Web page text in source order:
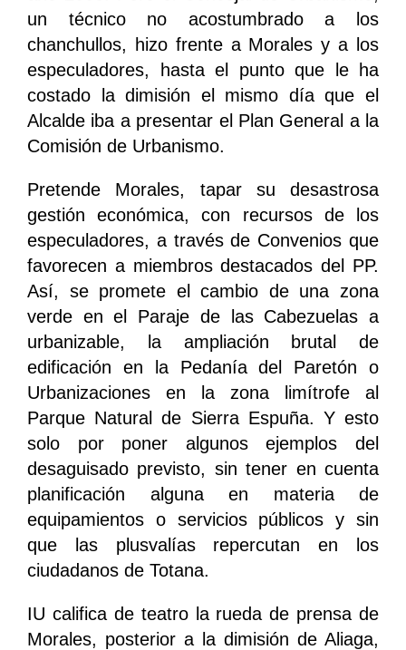
un técnico no acostumbrado a los
chanchullos, hizo frente a Morales y a los
especuladores, hasta el punto que le ha
costado la dimisión el mismo día que el
Alcalde iba a presentar el Plan General a la
Comisión de Urbanismo.
Pretende Morales, tapar su desastrosa
gestión económica, con recursos de los
especuladores, a través de Convenios que
favorecen a miembros destacados del PP.
Así, se promete el cambio de una zona
verde en el Paraje de las Cabezuelas a
urbanizable, la ampliación brutal de
edificación en la Pedanía del Paretón o
Urbanizaciones en la zona limítrofe al
Parque Natural de Sierra Espuña. Y esto
solo por poner algunos ejemplos del
desaguisado previsto, sin tener en cuenta
planificación alguna en materia de
equipamientos o servicios públicos y sin
que las plusvalías repercutan en los
ciudadanos de Totana.
IU califica de teatro la rueda de prensa de
Morales, posterior a la dimisión de Aliaga,